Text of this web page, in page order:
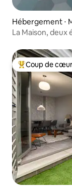
Hébergement ⋅
La Maison, deux
Coups de cœur
Coup de